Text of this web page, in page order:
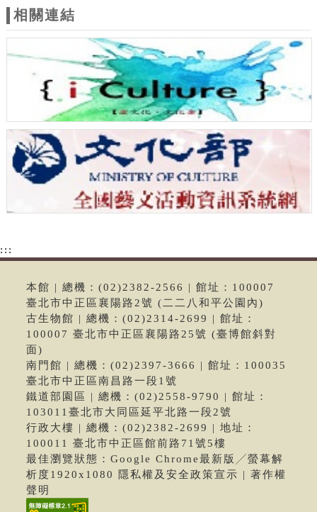
相關連結
:::
本館 | 總機：(02)2382-2566 | 館址：100007
臺北市中正區襄陽路2號 (二二八和平公園內)
古生物館 | 總機：(02)2314-2699 | 館址：
100007 臺北市中正區襄陽路25號 (臺博館斜對
面)
南門館 | 總機：(02)2397-3666 | 館址：100035
臺北市中正區南昌路一段1號
鐵道部園區 | 總機：(02)2558-9790 | 館址：
103011臺北市大同區延平北路一段2號
行政大樓 | 總機：(02)2382-2699 | 地址：
100011 臺北市中正區館前路71號5樓
最佳瀏覽狀態：Google Chrome最新版╱螢幕解
析度1920x1080 隱私權及安全政策宣示 | 著作權
聲明